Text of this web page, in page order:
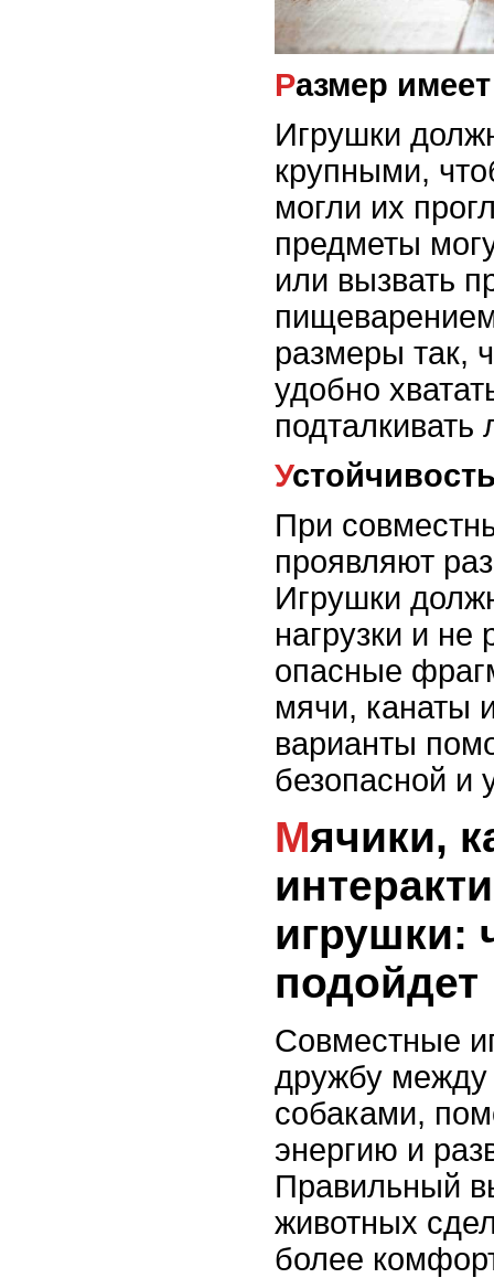
Размер
Игрушки
крупными,
могли их
предметы
или вызвать
размеры так,
удобно
подталкивать
При
проявляют
Игрушки
нагрузки и не
опасные
мячи, канаты
варианты
безопасной и
Мячики, канаты и
игрушки:
подойдет
Совместные
дружбу
собаками,
энергию и
Правильный
животных
более